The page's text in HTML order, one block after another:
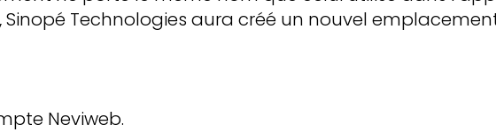
Technologies aura créé un nouvel
Neviweb.